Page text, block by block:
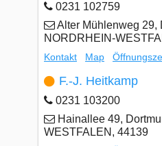
0231 102759
Alter Mühlenweg 29,
NORDRHEIN-
Kontakt Map
F.-J. Heitkamp
0231 103200
Hainallee 49,
WESTFALEN, 44139